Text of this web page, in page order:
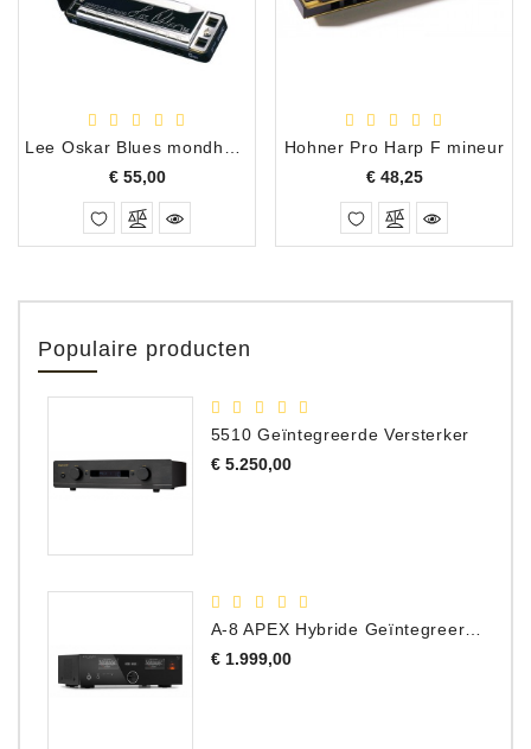
€ 55,00Prijs
Hohner Pro Harp F mineur
€ 48,25Prijs
Populaire producten
5510 Geïntegreerde Versterker
€ 5.250,00Prijs
A-8 APEX Hybride Geïntegreerde Versterker
€ 1.999,00Prijs